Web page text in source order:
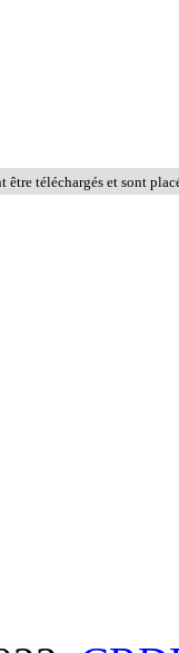
être téléchargés et sont